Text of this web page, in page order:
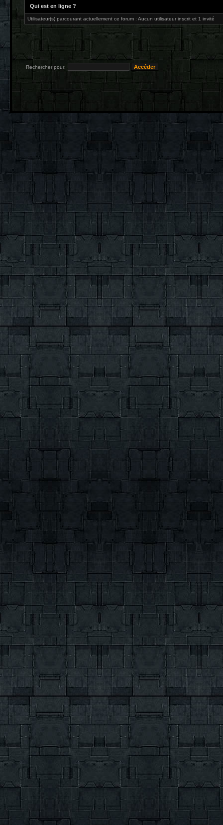
Qui est en ligne ?
Utilisateur(s) parcourant actuellement ce forum : Aucun utilisateur inscrit et 1 invité
Rechercher pour: